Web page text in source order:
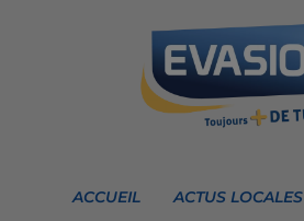
ACCUEIL ACTUS LOCALES